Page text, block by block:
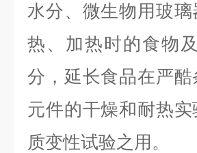
水分、微生物用玻
热、加热时的食物
分，延长食品在严
元件的干燥和耐热
质变性试验之用。